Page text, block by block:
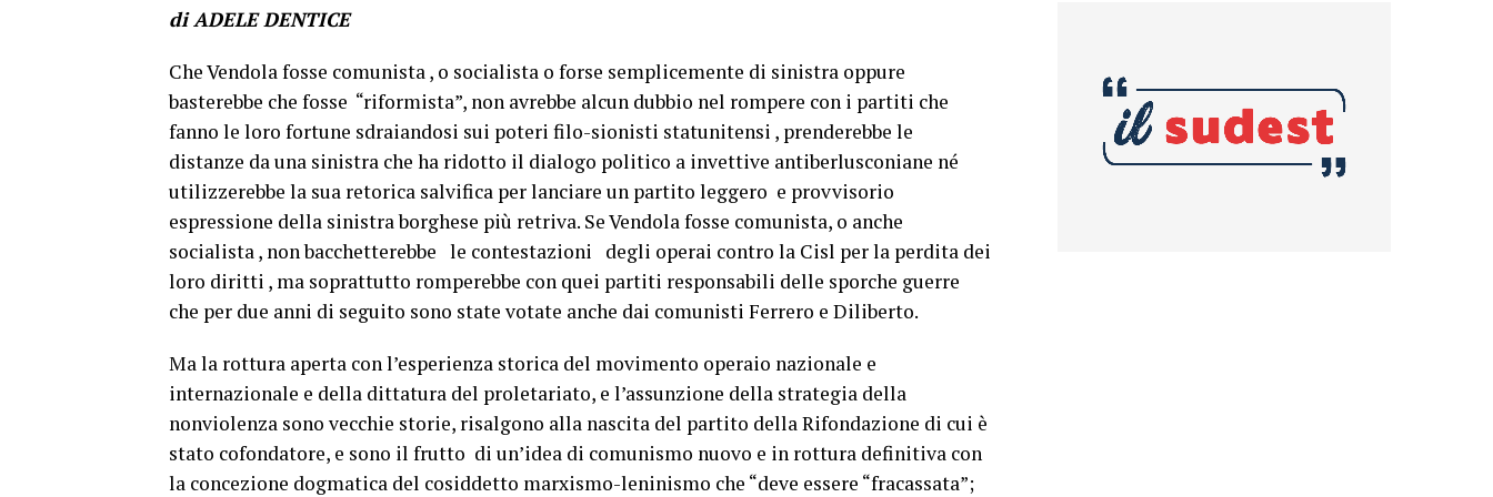
di ADELE DENTICE
Che Vendola fosse comunista , o socialista o forse semplicemente di sinistra oppure
basterebbe che fosse “riformista”, non avrebbe alcun dubbio nel rompere con i partiti che
fanno le loro fortune sdraiandosi sui poteri filo-sionisti statunitensi , prenderebbe le
distanze da una sinistra che ha ridotto il dialogo politico a invettive antiberlusconiane né
utilizzerebbe la sua retorica salvifica per lanciare un partito leggero e provvisorio
espressione della sinistra borghese più retriva. Se Vendola fosse comunista, o anche
socialista , non bacchetterebbe le contestazioni degli operai contro la Cisl per la perdita dei
loro diritti , ma soprattutto romperebbe con quei partiti responsabili delle sporche guerre
che per due anni di seguito sono state votate anche dai comunisti Ferrero e Diliberto.
Ma la rottura aperta con l’esperienza storica del movimento operaio nazionale e
internazionale e della dittatura del proletariato, e l’assunzione della strategia della
nonviolenza sono vecchie storie, risalgono alla nascita del partito della Rifondazione di cui è
stato cofondatore, e sono il frutto di un’idea di comunismo nuovo e in rottura definitiva con
la concezione dogmatica del cosiddetto marxismo-leninismo che “deve essere “fracassata”;